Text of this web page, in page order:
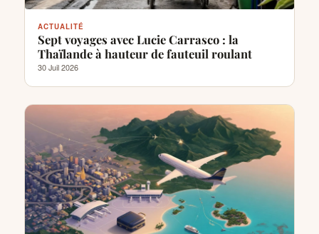
ACTUALITÉ
Sept voyages avec Lucie Carrasco : la
Thaïlande à hauteur de fauteuil roulant
30 Juil 2026